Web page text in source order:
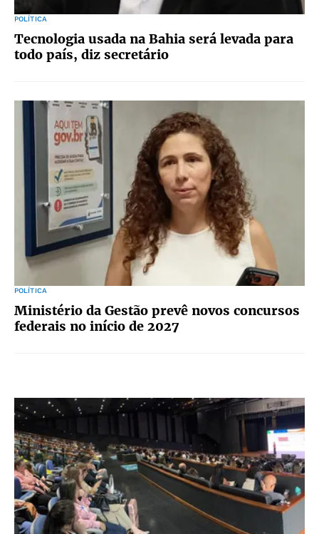
POLÍTICA
Tecnologia usada na Bahia será levada para
todo país, diz secretário
POLÍTICA
Ministério da Gestão prevê novos concursos
federais no início de 2027